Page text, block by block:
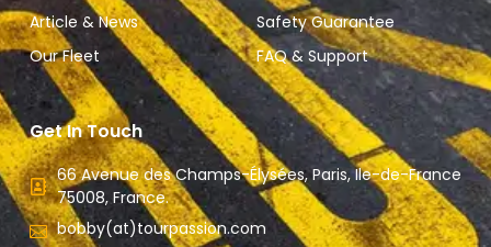
Article & News
Our Fleet
Safety Guarantee
FAQ & Support
Get In Touch
66 Avenue des Champs-Élysées, Paris, Ile-de-France
75008, France.
bobby(at)tourpassion.com